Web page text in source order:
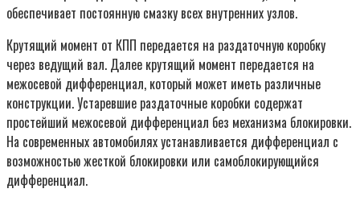
обеспечивает постоянную смазку всех внутренних узлов.
Крутящий момент от КПП передается на раздаточную коробку
через ведущий вал. Далее крутящий момент передается на
межосевой дифференциал, который может иметь различные
конструкции. Устаревшие раздаточные коробки содержат
простейший межосевой дифференциал без механизма блокировки.
На современных автомобилях устанавливается дифференциал с
возможностью жесткой блокировки или самоблокирующийся
дифференциал.